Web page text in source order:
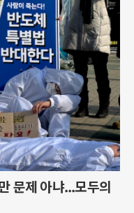
문제 아냐...모두의